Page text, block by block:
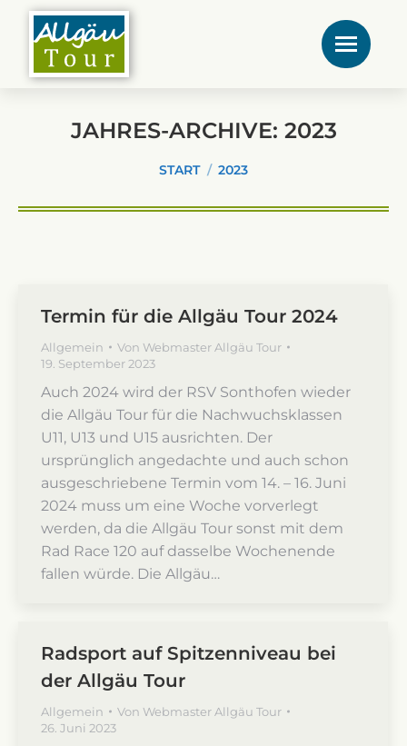
JAHRES-ARCHIVE: 2023
START 2023
Termin für die Allgäu Tour 2024
Allgemein Von Webmaster Allgäu Tour
19. September 2023
Auch 2024 wird der RSV Sonthofen wieder
die Allgäu Tour für die Nachwuchsklassen
U11, U13 und U15 ausrichten. Der
ursprünglich angedachte und auch schon
ausgeschriebene Termin vom 14. – 16. Juni
2024 muss um eine Woche vorverlegt
werden, da die Allgäu Tour sonst mit dem
Rad Race 120 auf dasselbe Wochenende
fallen würde. Die Allgäu…
Radsport auf Spitzenniveau bei
der Allgäu Tour
Allgemein Von Webmaster Allgäu Tour
26. Juni 2023